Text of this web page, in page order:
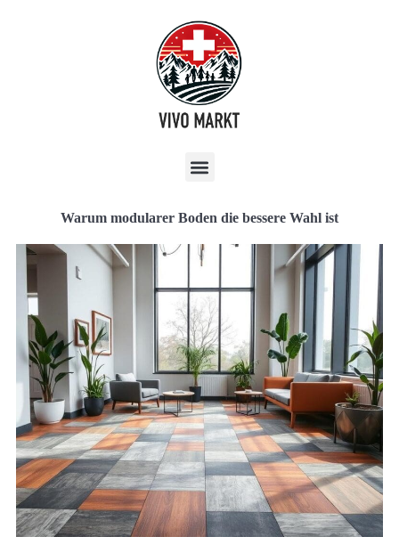
Warum modularer Boden die bessere Wahl ist